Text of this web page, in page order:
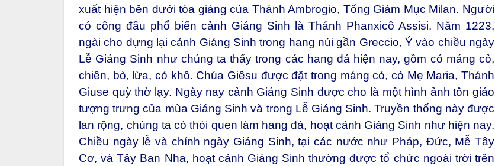
xuất hiện bên dưới tòa giảng của Thánh Ambrogio, Tổng Giám Mục Milan. Người
có công đầu phổ biến cảnh Giáng Sinh là Thánh Phanxicô Assisi. Năm 1223,
ngài cho dựng lại cảnh Giáng Sinh trong hang núi gần Greccio, Ý vào chiều ngày
Lễ Giáng Sinh như chúng ta thấy trong các hang đá hiện nay, gồm có máng cỏ,
chiên, bò, lừa, cỏ khô. Chúa Giêsu được đặt trong máng cỏ, có Mẹ Maria, Thánh
Giuse quỳ thờ lạy. Ngày nay cảnh Giáng Sinh được cho là một hình ảnh tôn giáo
tượng trưng của mùa Giáng Sinh và trong Lễ Giáng Sinh. Truyền thống này được
lan rộng, chúng ta có thói quen làm hang đá, hoạt cảnh Giáng Sinh như hiện nay.
Chiều ngày lễ và chính ngày Giáng Sinh, tại các nước như Pháp, Đức, Mễ Tây
Cơ, và Tây Ban Nha, hoạt cảnh Giáng Sinh thường được tổ chức ngoài trời trên